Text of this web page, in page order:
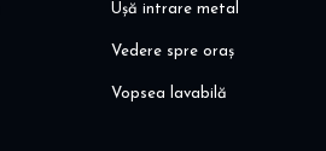
Ușă intrare metal
Vedere spre oraș
Vopsea lavabilă